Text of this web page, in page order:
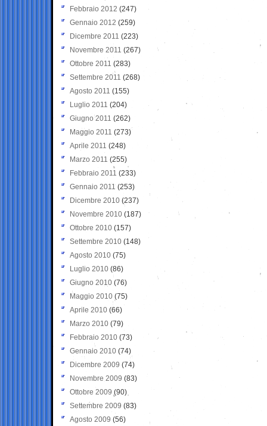
Febbraio 2012 (247)
Gennaio 2012 (259)
Dicembre 2011 (223)
Novembre 2011 (267)
Ottobre 2011 (283)
Settembre 2011 (268)
Agosto 2011 (155)
Luglio 2011 (204)
Giugno 2011 (262)
Maggio 2011 (273)
Aprile 2011 (248)
Marzo 2011 (255)
Febbraio 2011 (233)
Gennaio 2011 (253)
Dicembre 2010 (237)
Novembre 2010 (187)
Ottobre 2010 (157)
Settembre 2010 (148)
Agosto 2010 (75)
Luglio 2010 (86)
Giugno 2010 (76)
Maggio 2010 (75)
Aprile 2010 (66)
Marzo 2010 (79)
Febbraio 2010 (73)
Gennaio 2010 (74)
Dicembre 2009 (74)
Novembre 2009 (83)
Ottobre 2009 (90)
Settembre 2009 (83)
Agosto 2009 (56)